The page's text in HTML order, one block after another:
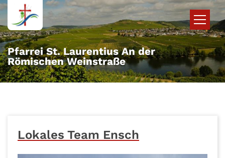
Zum Inhalt springen
Pfarrei St. Laurentius An der
Römischen Weinstraße
Lokales Team Ensch